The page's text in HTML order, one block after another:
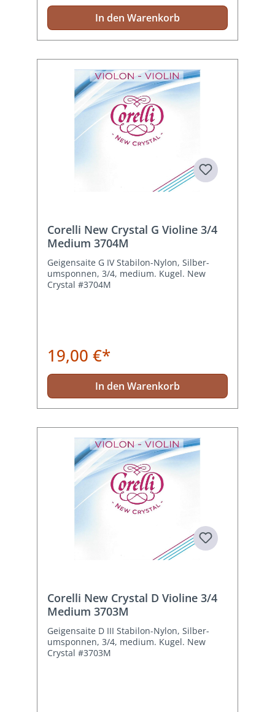
In den Warenkorb
Corelli New Crystal G Violine 3/4
Medium 3704M
Geigensaite G IV Stabilon-Nylon, Silber-
umsponnen, 3/4, medium. Kugel. New
Crystal #3704M
19,00 €*
In den Warenkorb
Corelli New Crystal D Violine 3/4
Medium 3703M
Geigensaite D III Stabilon-Nylon, Silber-
umsponnen, 3/4, medium. Kugel. New
Crystal #3703M